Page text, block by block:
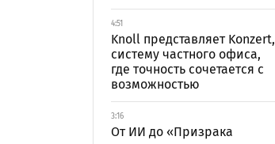
4:51
Knoll представляет Konzert,
систему частного офиса,
где точность сочетается с
возможностью
3:16
От ИИ до «Призрака